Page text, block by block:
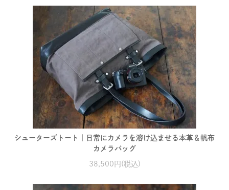
シューターズトート｜日常にカメラを溶け込ませる本革＆帆布
カメラバッグ
38,500円(税込)